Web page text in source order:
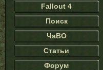
Fallout 4
Поиск
ЧаВО
Статьи
Форум